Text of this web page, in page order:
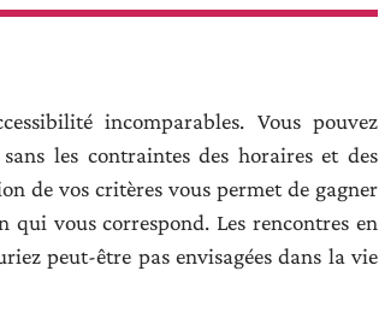
incomparables. Vous pouvez
les contraintes des horaires et des
de vos critères vous permet de gagner
vous correspond. Les rencontres en
peut-être pas envisagées dans la vie